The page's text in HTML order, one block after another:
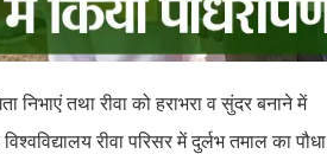
निभाएं तथा रीवा को हराभरा व सुंदर बनाने में
रीवा परिसर में दुर्लभ तमाल का पौधा